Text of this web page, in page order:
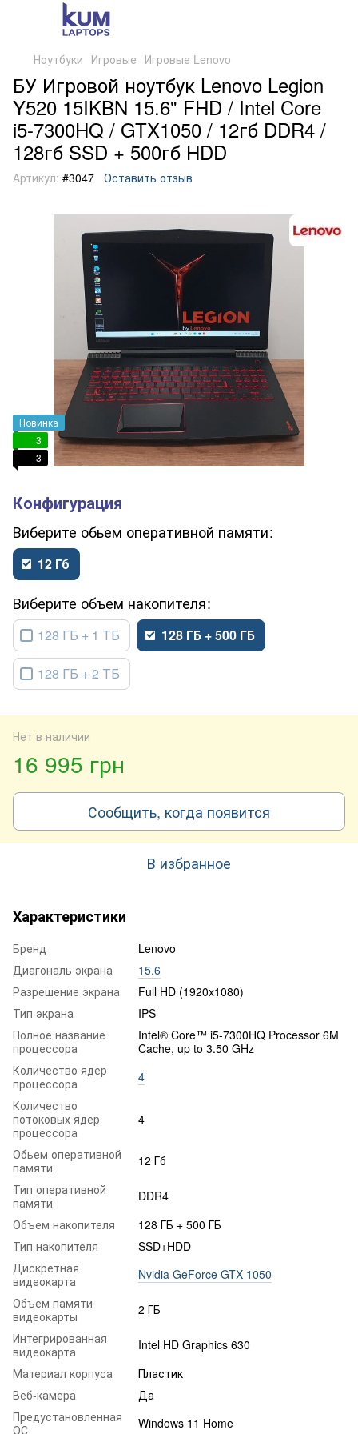
Ноутбуки Игровые Игровые Lenovo
БУ Игровой ноутбук Lenovo Legion
Y520 15IKBN 15.6" FHD / Intel Core
i5-7300HQ / GTX1050 / 12гб DDR4 /
128гб SSD + 500гб HDD
Артикул: #3047 Оставить отзыв
Новинка
3
3
обьем оперативной памяти
12 Гб
объем накопителя
128 ГБ + 1 ТБ 128 ГБ + 500 ГБ
128 ГБ + 2 ТБ
Нет в наличии
16 995 грн
Сообщить, когда появится
В избранное
Характеристики
Бренд
Lenovo
Диагональ экрана
15.6
Разрешение экрана
Full HD (1920x1080)
Тип экрана
IPS
Полное название
процессора
Intel® Core™ i5-7300HQ Processor 6M
Cache, up to 3.50 GHz
Количество ядер
процессора
4
Количество
потоковых ядер
процессора
4
Обьем оперативной
памяти
12 Гб
Тип оперативной
памяти
DDR4
Объем накопителя
128 ГБ + 500 ГБ
Тип накопителя
SSD+HDD
Дискретная
видеокарта
Nvidia GeForce GTX 1050
Объем памяти
видеокарты
2 ГБ
Интегрированная
видеокарта
Intel HD Graphics 630
Материал корпуса
Пластик
Веб-камера
Да
Предустановленная
ОС
Windows 11 Home